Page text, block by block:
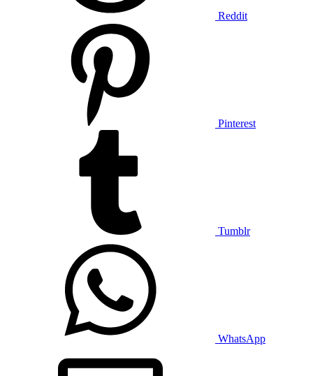
Reddit
Pinterest
Tumblr
WhatsApp